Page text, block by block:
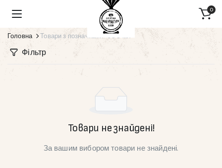
0
Головна Товари з позначками “300 мл”
Фільтр
Товари не знайдені!
За вашим вибором товари не знайдені.